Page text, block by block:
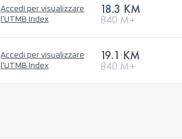
Accedi per visualizzare
l'UTMB Index
18.3 KM
840 M+
Accedi per visualizzare
l'UTMB Index
19.1 KM
840 M+